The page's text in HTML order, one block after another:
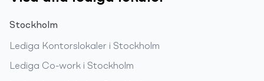
Stockholm
Lediga Kontorslokaler i Stockholm
Lediga Co-work i Stockholm